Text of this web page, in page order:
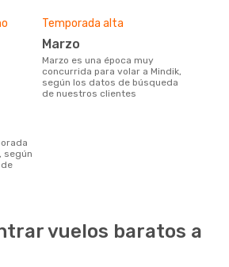
Temporada alta
marzo
marzo es una época muy
concurrida para volar a Mindik,
según los datos de búsqueda
de nuestros clientes
según
vuelos baratos a